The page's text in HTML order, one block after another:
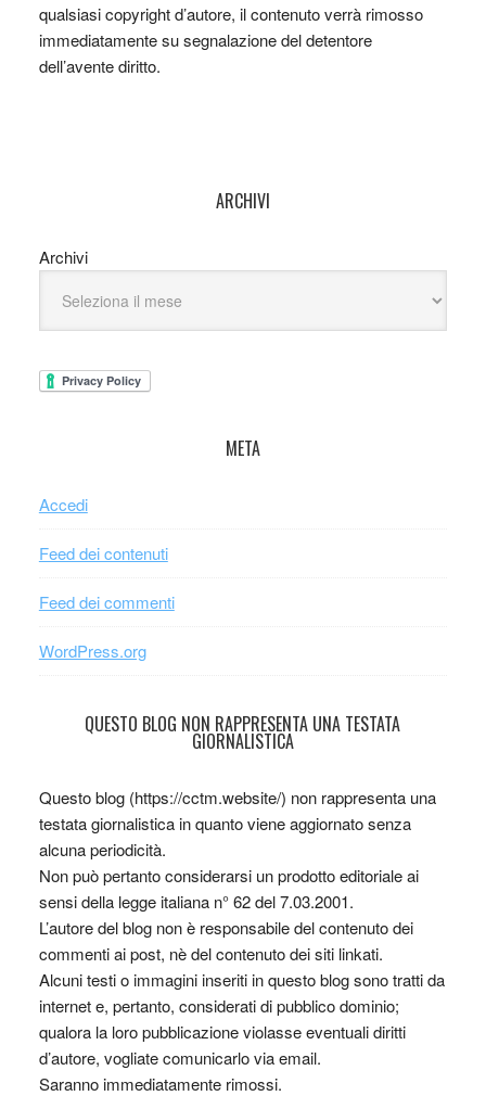
qualsiasi copyright d’autore, il contenuto verrà rimosso
immediatamente su segnalazione del detentore
dell’avente diritto.
ARCHIVI
Archivi
META
Accedi
Feed dei contenuti
Feed dei commenti
WordPress.org
QUESTO BLOG NON RAPPRESENTA UNA TESTATA
GIORNALISTICA
Questo blog (https://cctm.website/) non rappresenta una
testata giornalistica in quanto viene aggiornato senza
alcuna periodicità.
Non può pertanto considerarsi un prodotto editoriale ai
sensi della legge italiana n° 62 del 7.03.2001.
L’autore del blog non è responsabile del contenuto dei
commenti ai post, nè del contenuto dei siti linkati.
Alcuni testi o immagini inseriti in questo blog sono tratti da
internet e, pertanto, considerati di pubblico dominio;
qualora la loro pubblicazione violasse eventuali diritti
d’autore, vogliate comunicarlo via email.
Saranno immediatamente rimossi.